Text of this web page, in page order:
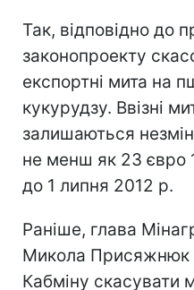
Так, відповідно до
законопроекту
експортні мита на
кукурудзу. Ввізні
залишаються
не менш як 23 євро
до 1 липня 2012 р.
Раніше, глава
Микола Присяжнюк
Кабміну скасувати